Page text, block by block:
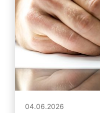
04.06.2026